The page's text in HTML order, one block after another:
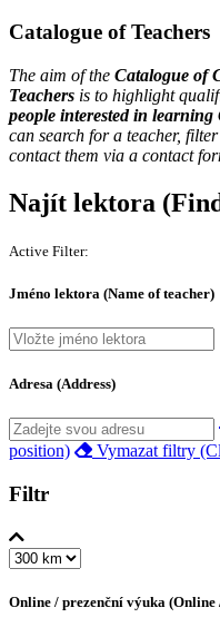
Catalogue of Teachers
The aim of the Catalogue of
Teachers is to highlight
people interested in
can search for a teacher,
contact them via a contact
Najít lektora
Active Filter:
Jméno lektora (Name of teacher)
Adresa (Address)
position)
Vymazat filtry
Filtr
Online / prezenční výuka (Online